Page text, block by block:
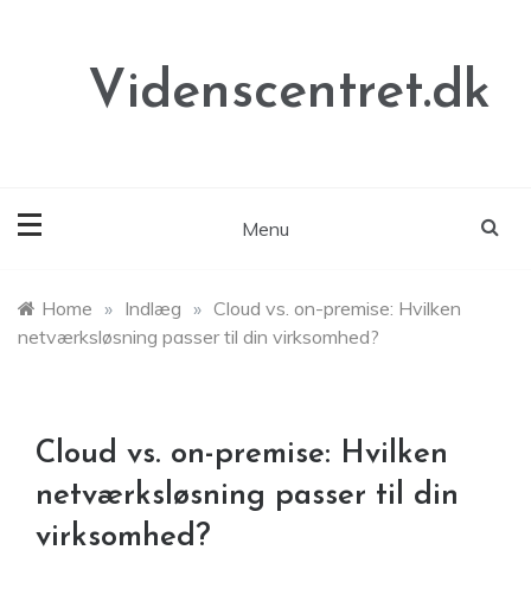
Videnscentret.dk
Menu
Home » Indlæg » Cloud vs. on-premise: Hvilken
netværksløsning passer til din virksomhed?
Cloud vs. on-premise: Hvilken
netværksløsning passer til din
virksomhed?